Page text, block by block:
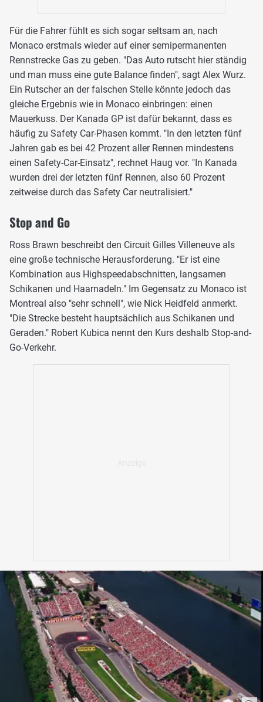
Für die Fahrer fühlt es sich sogar seltsam an, nach
Monaco erstmals wieder auf einer semipermanenten
Rennstrecke Gas zu geben. "Das Auto rutscht hier ständig
und man muss eine gute Balance finden", sagt Alex Wurz.
Ein Rutscher an der falschen Stelle könnte jedoch das
gleiche Ergebnis wie in Monaco einbringen: einen
Mauerkuss. Der Kanada GP ist dafür bekannt, dass es
häufig zu Safety Car-Phasen kommt. "In den letzten fünf
Jahren gab es bei 42 Prozent aller Rennen mindestens
einen Safety-Car-Einsatz", rechnet Haug vor. "In Kanada
wurden drei der letzten fünf Rennen, also 60 Prozent
zeitweise durch das Safety Car neutralisiert."
Stop and Go
Ross Brawn beschreibt den Circuit Gilles Villeneuve als
eine große technische Herausforderung. "Er ist eine
Kombination aus Highspeedabschnitten, langsamen
Schikanen und Haarnadeln." Im Gegensatz zu Monaco ist
Montreal also "sehr schnell", wie Nick Heidfeld anmerkt.
"Die Strecke besteht hauptsächlich aus Schikanen und
Geraden." Robert Kubica nennt den Kurs deshalb Stop-and-
Go-Verkehr.